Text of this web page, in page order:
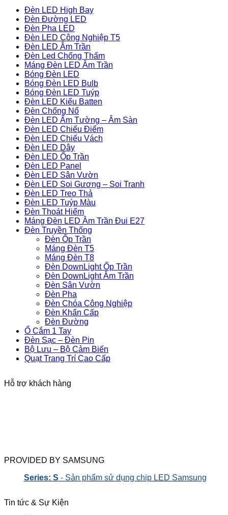
Đèn LED High Bay
Đèn Đường LED
Đèn Pha LED
Đèn LED Công Nghiệp T5
Đèn LED Âm Trần
Đèn Led Chống Thấm
Máng Đèn LED Âm Trần
Bóng Đèn LED
Bóng Đèn LED Bulb
Bóng Đèn LED Tuýp
Đèn LED Kiểu Batten
Đèn Chống Nổ
Đèn LED Âm Tường – Âm Sàn
Đèn LED Chiếu Điểm
Đèn LED Chiếu Vách
Đèn LED Dây
Đèn LED Ốp Trần
Đèn LED Panel
Đèn LED Sân Vườn
Đèn LED Soi Gương – Soi Tranh
Đèn LED Treo Thả
Đèn LED Tuýp Màu
Đèn Thoát Hiểm
Máng Đèn LED Âm Trần Đui E27
Đèn Truyền Thống
Đèn Ốp Trần
Máng Đèn T5
Máng Đèn T8
Đèn DownLight Ốp Trần
Đèn DownLight Âm Trần
Đèn Sân Vườn
Đèn Pha
Đèn Chóa Công Nghiệp
Đèn Khẩn Cấp
Đèn Đường
Ổ Cắm 1 Tay
Đèn Sạc – Đèn Pin
Bộ Lưu – Bộ Cảm Biến
Quạt Trang Trí Cao Cấp
Hỗ trợ khách hàng
PROVIDED BY SAMSUNG
Series: S - Sản phẩm sử dụng chip LED Samsung
Tin tức & Sự Kiện